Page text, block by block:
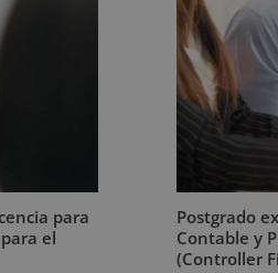
para
el
Postgrado
Contable y
(Controller